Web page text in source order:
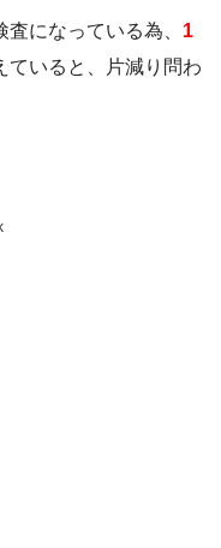
になっている為、 1
ていると、片減り問わ